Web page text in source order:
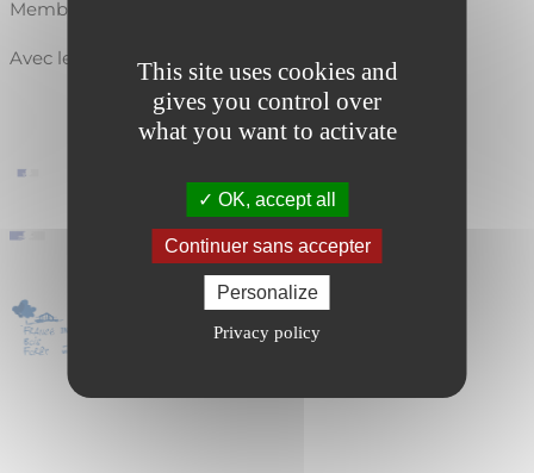
This site uses cookies and
gives you control over
what you want to activate
OK, accept all
Continuer sans accepter
Personalize
Privacy policy
Membre de :
Avec le soutien de :